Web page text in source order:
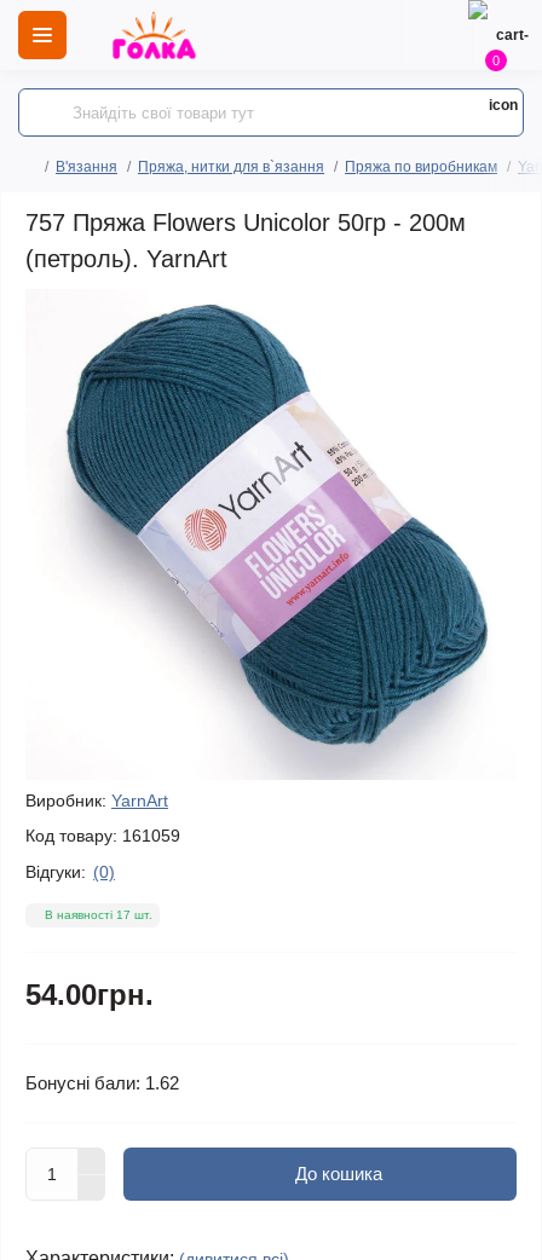
0
В'язання Пряжа, нитки для в`язання Пряжа по виробникам
757 Пряжа Flowers Unicolor 50гр - 200м
(петроль). YarnArt
Виробник: YarnArt
Код товару: 161059
Відгуки: (0)
В наявності 17 шт.
54.00грн.
Бонусні бали: 1.62
До кошика